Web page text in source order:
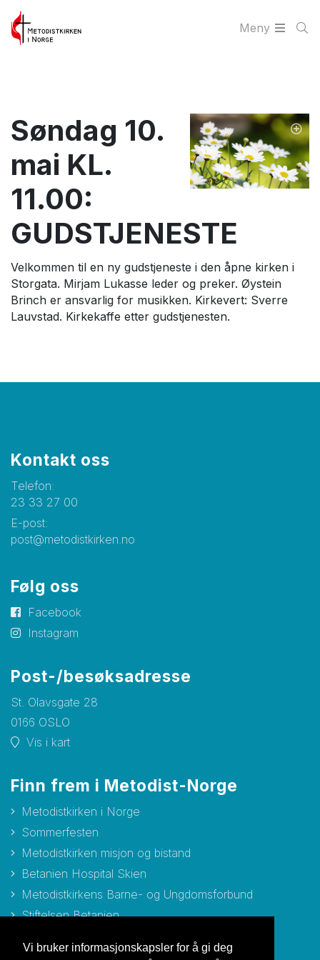
Vi bruker informasjonskapsler for å gi deg
Meny
Søndag 10.
mai KL.
11.00:
GUDSTJENESTE
Velkommen til en ny gudstjeneste i den åpne kirken i
Storgata. Mirjam Lukasse leder og preker. Øystein
Brinch er ansvarlig for musikken. Kirkevert: Sverre
Lauvstad. Kirkekaffe etter gudstjenesten.
Kontakt oss
Telefon:
23 33 27 00
E-post:
post@metodistkirken.no
Følg oss
Facebook
Instagram
Post-/besøksadresse
St. Olavsgate 28
0166 OSLO
Vis i kart
Finn frem i Metodist-Norge
Metodistkirken i Norge
Sommerfesten
Metodistkirken misjon og bistand
Betanien Hospital Skien
Metodistkirkens Barne- og Ungdomsforbund
Stiftelsen Betanien